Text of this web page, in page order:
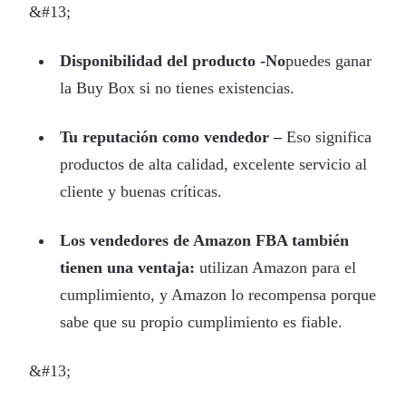
&#13;
Disponibilidad del producto -Nopuedes ganar
la Buy Box si no tienes existencias.
Tu reputación como vendedor – Eso significa
productos de alta calidad, excelente servicio al
cliente y buenas críticas.
Los vendedores de Amazon FBA también
tienen una ventaja: utilizan Amazon para el
cumplimiento, y Amazon lo recompensa porque
sabe que su propio cumplimiento es fiable.
&#13;